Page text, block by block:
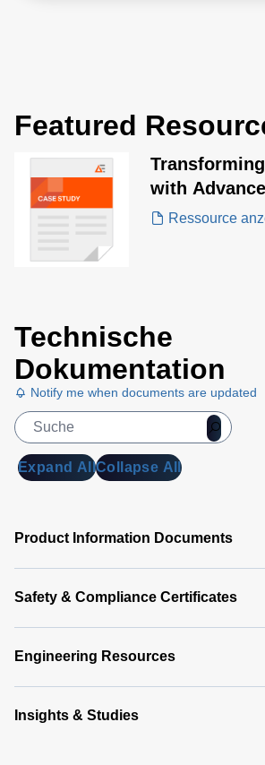
Featured
with
Lithotripsy
Ressource
Technische
Dokumentation
Notify me when documents are updated
Expand AllCollapse All
Product Information Documents
Safety & Compliance Certificates
Engineering Resources
Insights & Studies